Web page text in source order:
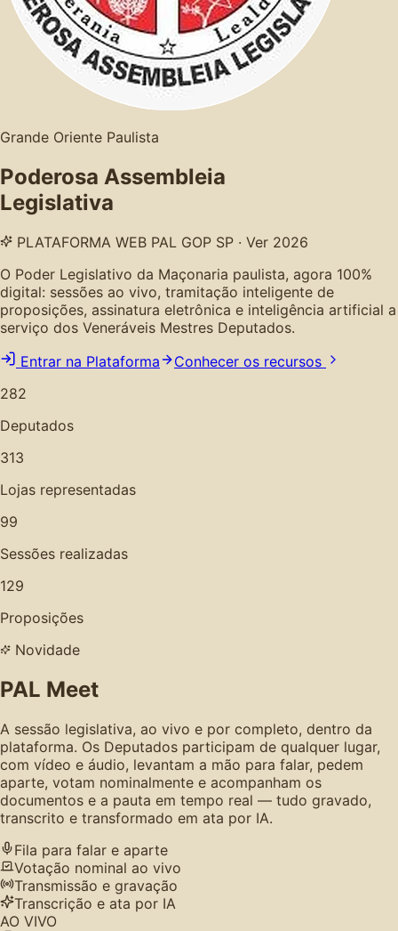
Grande Oriente Paulista
Poderosa Assembleia
Legislativa
PLATAFORMA WEB PAL GOP SP · Ver 2026
O Poder Legislativo da Maçonaria paulista, agora 100%
digital: sessões ao vivo, tramitação inteligente de
proposições, assinatura eletrônica e inteligência artificial a
serviço dos Veneráveis Mestres Deputados.
Entrar na Plataforma
Conhecer os recursos
282
Deputados
313
Lojas representadas
99
Sessões realizadas
129
Proposições
Novidade
PAL Meet
A sessão legislativa, ao vivo e por completo, dentro da
plataforma. Os Deputados participam de qualquer lugar,
com vídeo e áudio, levantam a mão para falar, pedem
aparte, votam nominalmente e acompanham os
documentos e a pauta em tempo real — tudo gravado,
transcrito e transformado em ata por IA.
Fila para falar e aparte
Votação nominal ao vivo
Transmissão e gravação
Transcrição e ata por IA
AO VIVO